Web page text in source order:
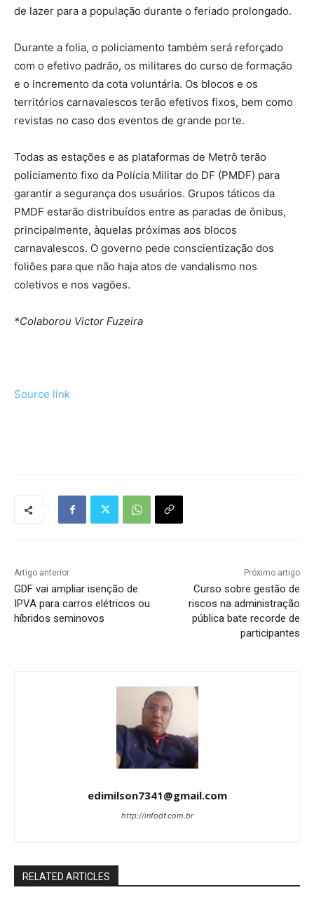
de lazer para a população durante o feriado prolongado.
Durante a folia, o policiamento também será reforçado
com o efetivo padrão, os militares do curso de formação
e o incremento da cota voluntária. Os blocos e os
territórios carnavalescos terão efetivos fixos, bem como
revistas no caso dos eventos de grande porte.
Todas as estações e as plataformas de Metrô terão
policiamento fixo da Polícia Militar do DF (PMDF) para
garantir a segurança dos usuários. Grupos táticos da
PMDF estarão distribuídos entre as paradas de ônibus,
principalmente, àquelas próximas aos blocos
carnavalescos. O governo pede conscientização dos
foliões para que não haja atos de vandalismo nos
coletivos e nos vagões.
*Colaborou Victor Fuzeira
Source link
Artigo anterior
GDF vai ampliar isenção de
IPVA para carros elétricos ou
híbridos seminovos
Próximo artigo
Curso sobre gestão de
riscos na administração
pública bate recorde de
participantes
edimilson7341@gmail.com
http://infodf.com.br
RELATED ARTICLES